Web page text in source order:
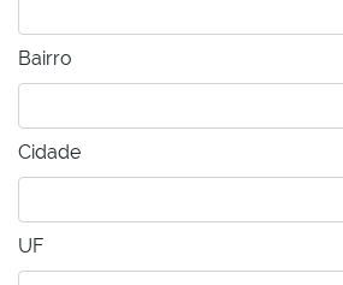
Bairro
Cidade
UF